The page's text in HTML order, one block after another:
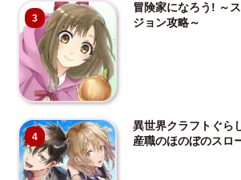
3
冒険家になろう! ～
ジョン攻略～
4
異世界クラフトぐら
産職のほのぼのスロ